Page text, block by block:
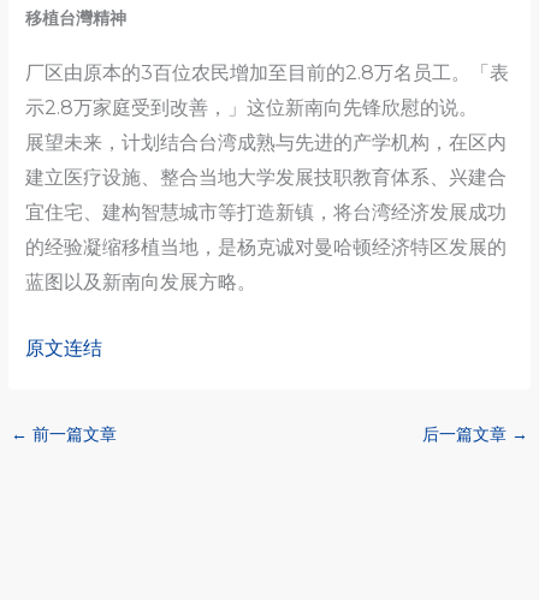
移植台灣精神
厂区由原本的3百位农民增加至目前的2.8万名员工。「表
示2.8万家庭受到改善，」这位新南向先锋欣慰的说。
展望未来，计划结合台湾成熟与先进的产学机构，在区内
建立医疗设施、整合当地大学发展技职教育体系、兴建合
宜住宅、建构智慧城市等打造新镇，将台湾经济发展成功
的经验凝缩移植当地，是杨克诚对曼哈顿经济特区发展的
蓝图以及新南向发展方略。
原文连结
← 前一篇文章 后一篇文章 →